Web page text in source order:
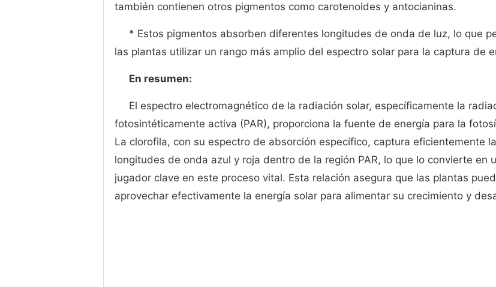
también contienen otros pigmentos como carotenoides y antocianinas.
* Estos pigmentos absorben diferentes longitudes de onda de luz, lo que
las plantas utilizar un rango más amplio del espectro solar para la captura de
En resumen:
El espectro electromagnético de la radiación solar, específicamente la
fotosintéticamente activa (PAR), proporciona la fuente de energía para la
La clorofila, con su espectro de absorción específico, captura eficientemente
longitudes de onda azul y roja dentro de la región PAR, lo que lo convierte en
jugador clave en este proceso vital. Esta relación asegura que las plantas
aprovechar efectivamente la energía solar para alimentar su crecimiento y